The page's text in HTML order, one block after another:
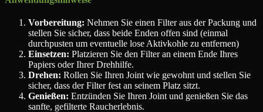
Vorbereitung: Nehmen Sie einen Filter aus der Packung und
stellen Sie sicher, dass beide Enden offen sind (einmal
durchpusten um eventuelle lose Aktivkohle zu entfernen)
Einsetzen: Platzieren Sie den Filter an einem Ende Ihres
Papiers oder Ihrer Drehhilfe.
Drehen: Rollen Sie Ihren Joint wie gewohnt und stellen Sie
sicher, dass der Filter fest an seinem Platz sitzt.
Genießen: Entzünden Sie Ihren Joint und genießen Sie das
sanfte, gefilterte Raucherlebnis.